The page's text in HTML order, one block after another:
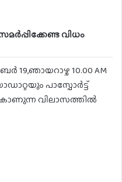
വിധം
19,ഞായറാഴ്ച 10.00 AM
പാസ്പോർട്ട്
വിലാസത്തിൽ